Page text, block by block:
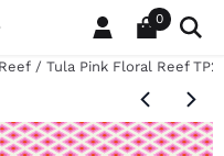
0
/ Tula Pink Floral Reef